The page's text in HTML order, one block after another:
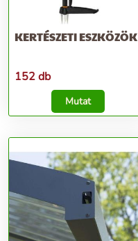
KERTÉSZETI ESZKÖZÖK
152 db
Mutat